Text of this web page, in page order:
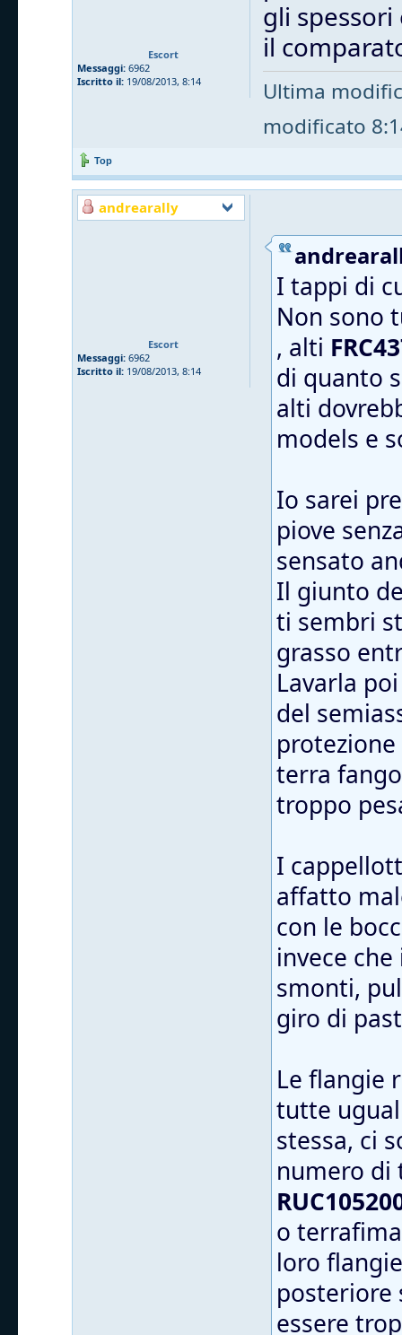
Escort
Messaggi: 6962
Iscritto il: 19/08/2013, 8:14
gli
il
Ultima
modificato
Top
andrearally
Escort
Messaggi: 6962
Iscritto il: 19/08/2013, 8:14
I tappi di
Non sono
, alti
di quanto
alti
models e
Io sarei
piove
sensato
Il giunto
ti sembri
grasso
Lavarla
del
terra
troppo
I
affatto
con le
invece
smonti,
giro di
Le flangie
tutte
stessa, ci
numero
o
loro
posteriore
essere